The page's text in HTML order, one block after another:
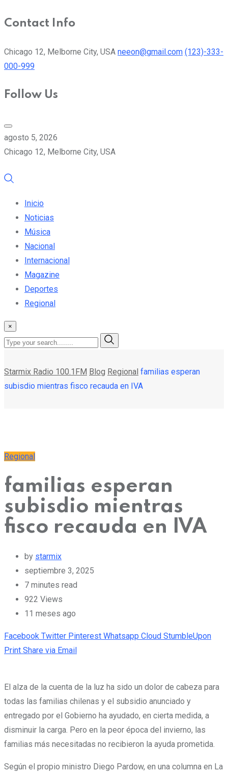
Contact Info
Chicago 12, Melborne City, USA neeon@gmail.com (123)-333-
000-999
Follow Us
agosto 5, 2026
Chicago 12, Melborne City, USA
Inicio
Noticias
Música
Nacional
Internacional
Magazine
Deportes
Regional
×
Starmix Radio 100.1FM Blog Regional familias esperan
subisdio mientras fisco recauda en IVA
Regional
familias esperan
subisdio mientras
fisco recauda en IVA
by starmix
septiembre 3, 2025
7 minutes read
922 Views
11 meses ago
Facebook Twitter Pinterest Whatsapp Cloud StumbleUpon
Print Share via Email
El alza de la cuenta de la luz ha sido un dolor de cabeza para
todas las familias chilenas y el subsidio anunciado y
entregado por el Gobierno ha ayudado, en cierta medida, a
disminuir la carga. Pero en la peor época del invierno, las
familias más necesitadas no recibieron la ayuda prometida.
Según el propio ministro Diego Pardow, en una columna en La